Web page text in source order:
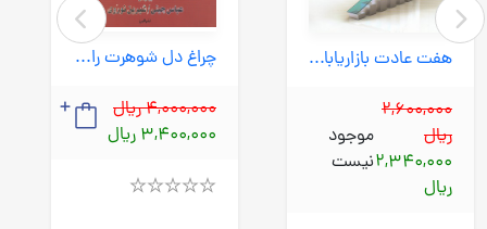
چراغ دل شوهرت را روشن کن (البرز) رقعی شومیز
4,000,000 ریال
3,400,000 ریال
هفت عادت بازاریابان شبکه ای موثر (درناقلم) رقعی شومیز
2,600,000
ریال
2,340,000
ریال
موجود
نیست